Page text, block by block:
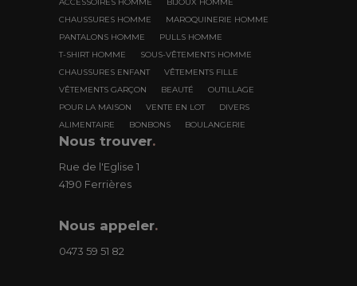
CHAUSSURES HOMME
MAROQUINERIE HOMME
PANTALONS HOMME
PULLS HOMME
T-SHIRT HOMME
SOUS-VÊTEMENTS HOMME
CHAUSSURES ENFANT
VÊTEMENTS FILLE
VÊTEMENTS GARÇON
BEAUTÉ
OUTILLAGE
POUR LA MAISON
VENTE EN LOT
DIVERS
ALIMENTAIRE
BONBONS BOULANGERIE
Nous trouver.
Rue de l'Eglise 1
4190 Ferrières
Nous appeler.
0473 59 51 82